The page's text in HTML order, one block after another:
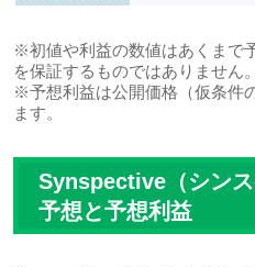
※初値や利益の数値はあくまで
を保証するものではありません。
※予想利益は公開価格（仮条件
ます。
Synspective（シン
予想と予想利益